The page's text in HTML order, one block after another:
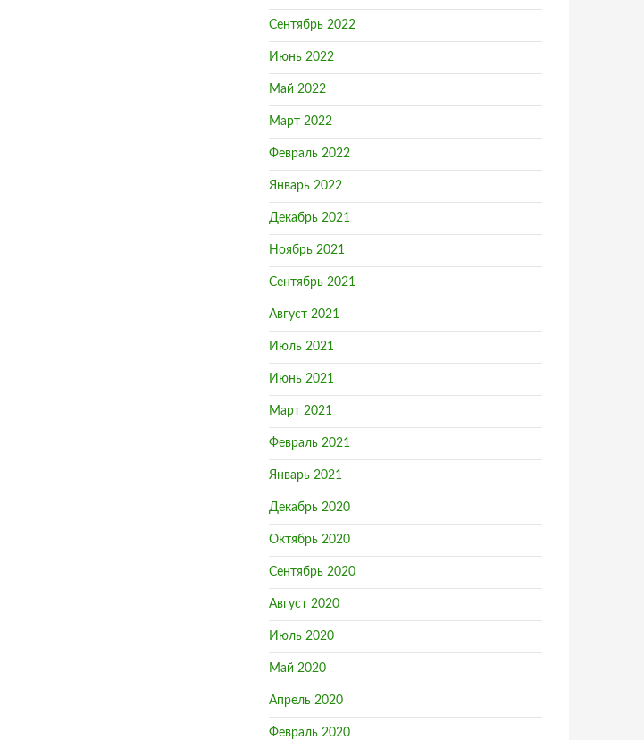
Сентябрь 2022
Июнь 2022
Май 2022
Март 2022
Февраль 2022
Январь 2022
Декабрь 2021
Ноябрь 2021
Сентябрь 2021
Август 2021
Июль 2021
Июнь 2021
Март 2021
Февраль 2021
Январь 2021
Декабрь 2020
Октябрь 2020
Сентябрь 2020
Август 2020
Июль 2020
Май 2020
Апрель 2020
Февраль 2020